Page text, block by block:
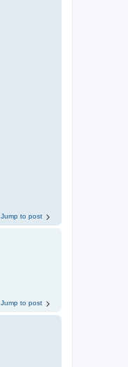
Jump to post
Jump to post